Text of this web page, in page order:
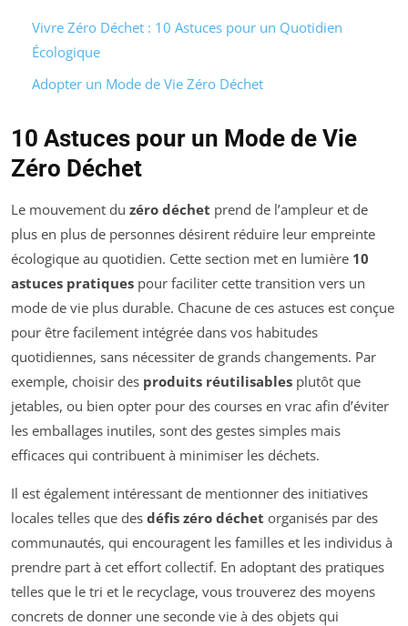
Vivre Zéro Déchet : 10 Astuces pour un Quotidien
Écologique
Adopter un Mode de Vie Zéro Déchet
10 Astuces pour un Mode de Vie
Zéro Déchet
Le mouvement du zéro déchet prend de l’ampleur et de
plus en plus de personnes désirent réduire leur empreinte
écologique au quotidien. Cette section met en lumière 10
astuces pratiques pour faciliter cette transition vers un
mode de vie plus durable. Chacune de ces astuces est conçue
pour être facilement intégrée dans vos habitudes
quotidiennes, sans nécessiter de grands changements. Par
exemple, choisir des produits réutilisables plutôt que
jetables, ou bien opter pour des courses en vrac afin d’éviter
les emballages inutiles, sont des gestes simples mais
efficaces qui contribuent à minimiser les déchets.
Il est également intéressant de mentionner des initiatives
locales telles que des défis zéro déchet organisés par des
communautés, qui encouragent les familles et les individus à
prendre part à cet effort collectif. En adoptant des pratiques
telles que le tri et le recyclage, vous trouverez des moyens
concrets de donner une seconde vie à des objets qui